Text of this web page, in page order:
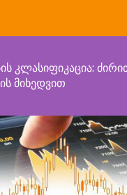
კლასიფიკაცია:
მიხედვით